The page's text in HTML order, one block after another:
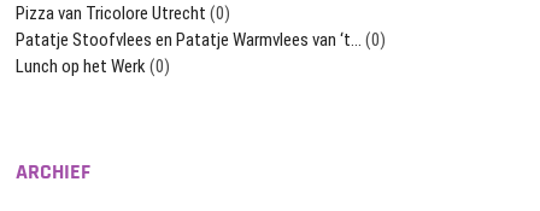
Pizza van Tricolore Utrecht (0)
Patatje Stoofvlees en Patatje Warmvlees van ‘t… (0)
Lunch op het Werk(0)
ARCHIEF